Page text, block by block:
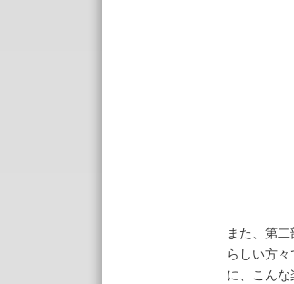
また、第
らしい方
に、こんな